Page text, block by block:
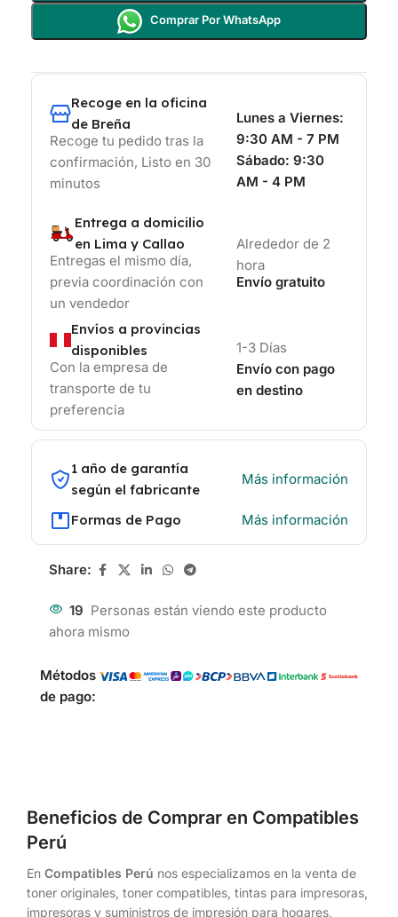
Comprar Por WhatsApp
Recoge en la oficina
de Breña
Recoge tu pedido tras la
confirmación, Listo en 30
minutos
Lunes a Viernes:
9:30 AM - 7 PM
Sábado: 9:30
AM - 4 PM
Entrega a domicilio
en Lima y Callao
Entregas el mismo día,
previa coordinación con
un vendedor
Alrededor de 2
hora
Envío gratuito
Envíos a provincias
disponibles
Con la empresa de
transporte de tu
preferencia
1-3 Días
Envío con pago
en destino
1 año de garantía
según el fabricante
Más información
Formas de Pago Más información
Share:
19 Personas están viendo este producto
ahora mismo
Métodos
de pago:
Beneficios de Comprar en Compatibles
Perú
En Compatibles Perú nos especializamos en la venta de
toner originales, toner compatibles, tintas para impresoras,
impresoras y suministros de impresión para hogares,